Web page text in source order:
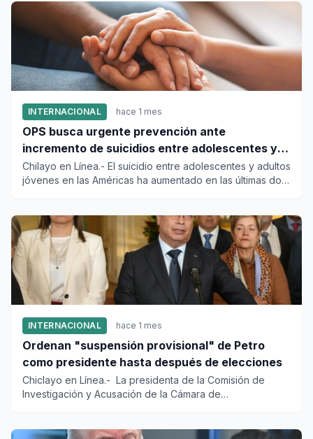
INTERNACIONAL hace 1 mes
OPS busca urgente prevención ante
incremento de suicidios entre adolescentes y
adultos en las Américas
Chilayo en Línea.- El suicidio entre adolescentes y adultos
jóvenes en las Américas ha aumentado en las últimas dos
INTERNACIONAL hace 1 mes
Ordenan "suspensión provisional" de Petro
como presidente hasta después de elecciones
Chiclayo en Línea.- La presidenta de la Comisión de
Investigación y Acusación de la Cámara de